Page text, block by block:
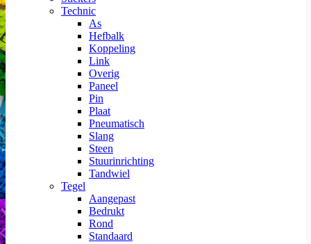
Technic
As
Hefbalk
Koppeling
Link
Overig
Paneel
Pin
Plaat
Pneumatisch
Slang
Steen
Stuurinrichting
Tandwiel
Tegel
Aangepast
Bedrukt
Rond
Standaard